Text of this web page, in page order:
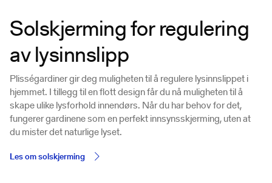
Solskjerming for regulering
av lysinnslipp
Plisségardiner gir deg muligheten til å regulere lysinnslippet i
hjemmet. I tillegg til en flott design får du nå muligheten til å
skape ulike lysforhold innendørs. Når du har behov for det,
fungerer gardinene som en perfekt innsynsskjerming, uten at
du mister det naturlige lyset.
Les om solskjerming